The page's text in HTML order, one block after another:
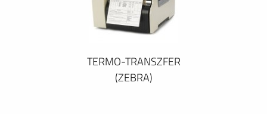
TERMO-TRANSZFER
(ZEBRA)